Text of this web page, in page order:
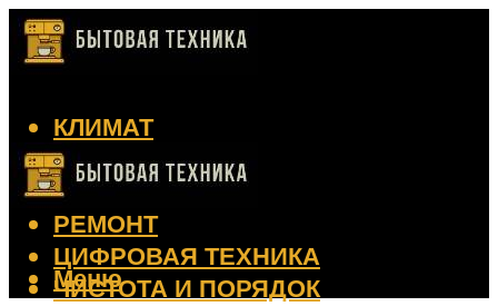
КЛИМАТ
КРАСОТА
КУХНЯ
РЕМОНТ
ЦИФРОВАЯ ТЕХНИКА
ЧИСТОТА И ПОРЯДОК
Меню